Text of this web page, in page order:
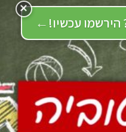
הירשמו עכשיו! ←
×